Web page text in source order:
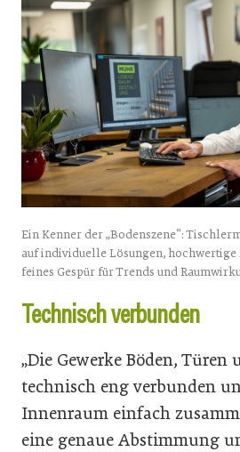
Ein Kenner der „Bodenszene“:
auf individuelle Lösungen,
feines Gespür für Trends und
Technisch verbunden
„Die Gewerke Böden, Türen
technisch eng verbunden
Innenraum einfach
eine genaue Abstimmung